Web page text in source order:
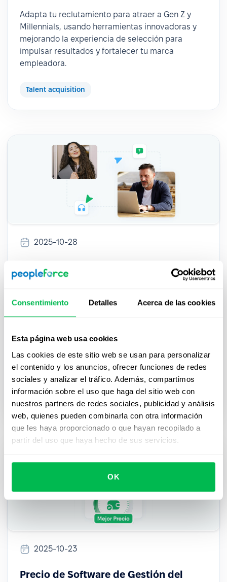
Consentimiento Detalles Acerca de las cookies
Esta página web usa cookies
Las cookies de este sitio web se usan para personalizar
el contenido y los anuncios, ofrecer funciones de redes
sociales y analizar el tráfico. Además, compartimos
información sobre el uso que haga del sitio web con
nuestros partners de redes sociales, publicidad y análisis
web, quienes pueden combinarla con otra información
que les haya proporcionado o que hayan recopilado a
partir del uso que haya hecho de sus servicios.
OK
Adapta tu reclutamiento para atraer a Gen Z y
Millennials, usando herramientas innovadoras y
mejorando la experiencia de selección para
impulsar resultados y fortalecer tu marca
empleadora.
Talent acquisition
2025-10-28
Demo de Software de Gestión del
Talento: ¿Qué esperar y cómo
de gestión del talento, cómo prepararte, qué
evaluar y cómo aprovecharla para mejorar la
eficiencia, automatizar procesos y tomar
decisiones informadas.
HR Tech
2025-10-23
Precio de Software de Gestión del